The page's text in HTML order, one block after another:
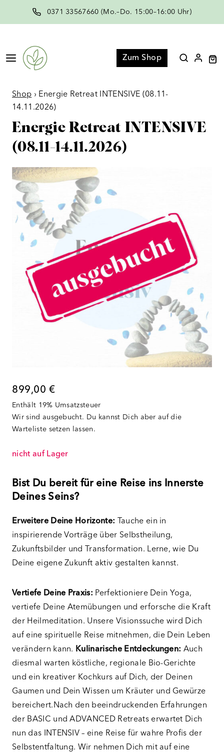
0371 33567660 (Mo.–Do. 15:00–16:00 Uhr)
Menü Zum Shop
Shop › Energie Retreat INTENSIVE (08.11-
14.11.2026)
Energie Retreat INTENSIVE
(08.11-14.11.2026)
899,00€
Enthält 19% Umsatzsteuer
Wir sind ausgebucht. Du kannst Dich aber auf die
Warteliste setzen lassen.
nicht auf Lager
Bist Du bereit für eine Reise ins Innerste
Deines Seins?
Erweitere Deine Horizonte: Tauche ein in
inspirierende Vorträge über Selbstheilung,
Zukunftsbilder und Transformation. Lerne, wie Du
Deine eigene Zukunft aktiv gestalten kannst.
Vertiefe Deine Praxis: Perfektioniere Dein Yoga,
vertiefe Deine Atemübungen und erforsche die Kraft
der Heilmeditation. Unsere Visionssuche wird Dich
auf eine spirituelle Reise mitnehmen, die Dein Leben
verändern kann. Kulinarische Entdeckungen: Auch
diesmal warten köstliche, regionale Bio-Gerichte
und ein kreativer Kochkurs auf Dich, der Deinen
Gaumen und Dein Wissen um Kräuter und Gewürze
bereichert.Nach den beeindruckenden Erfahrungen
der BASIC und ADVANCED Retreats erwartet Dich
nun das INTENSIV – eine Reise für wahre Profis der
Selbstentfaltung. Wir nehmen Dich mit auf eine